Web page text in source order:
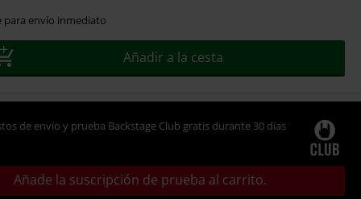
para envío inmediato
Añadir a la cesta
de envío y prueba Backstage Club gratis durante 30 días
Añade la suscripción de prueba al carrito.